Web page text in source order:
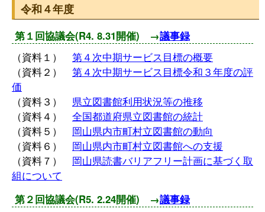
令和４年度
第１回協議会(R4. 8.31開催) →議事録
（資料１） 第４次中期サービス目標の概要
（資料２） 第４次中期サービス目標令和３年度の評
価
（資料３） 県立図書館利用状況等の推移
（資料４） 全国都道府県立図書館の統計
（資料５） 岡山県内市町村立図書館の動向
（資料６） 岡山県内市町村立図書館への支援
（資料７） 岡山県読書バリアフリー計画に基づく取
組について
第２回協議会(R5. 2.24開催) →議事録